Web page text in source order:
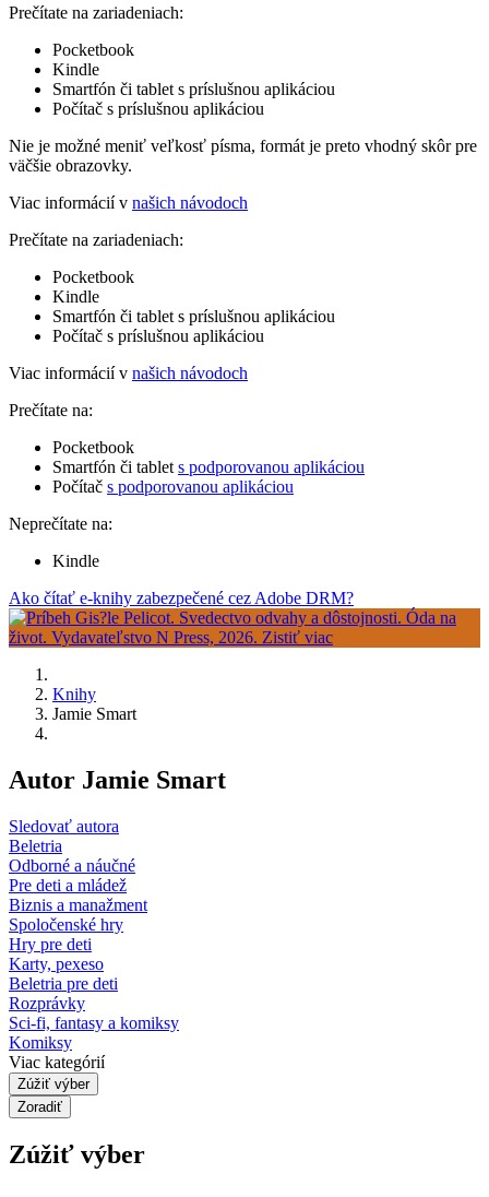
Prečítate na zariadeniach:
Pocketbook
Kindle
Smartfón či tablet s príslušnou aplikáciou
Počítač s príslušnou aplikáciou
Nie je možné meniť veľkosť písma, formát je preto vhodný skôr pre
väčšie obrazovky.
Viac informácií v našich návodoch
Prečítate na zariadeniach:
Pocketbook
Kindle
Smartfón či tablet s príslušnou aplikáciou
Počítač s príslušnou aplikáciou
Viac informácií v našich návodoch
Prečítate na:
Pocketbook
Smartfón či tablet s podporovanou aplikáciou
Počítač s podporovanou aplikáciou
Neprečítate na:
Kindle
Ako čítať e-knihy zabezpečené cez Adobe DRM?
Knihy
Jamie Smart
Autor Jamie Smart
Sledovať autora
Beletria
Odborné a náučné
Pre deti a mládež
Biznis a manažment
Spoločenské hry
Hry pre deti
Karty, pexeso
Beletria pre deti
Rozprávky
Sci-fi, fantasy a komiksy
Komiksy
Viac kategórií
Zúžiť výber
Zoradiť
Zúžiť výber